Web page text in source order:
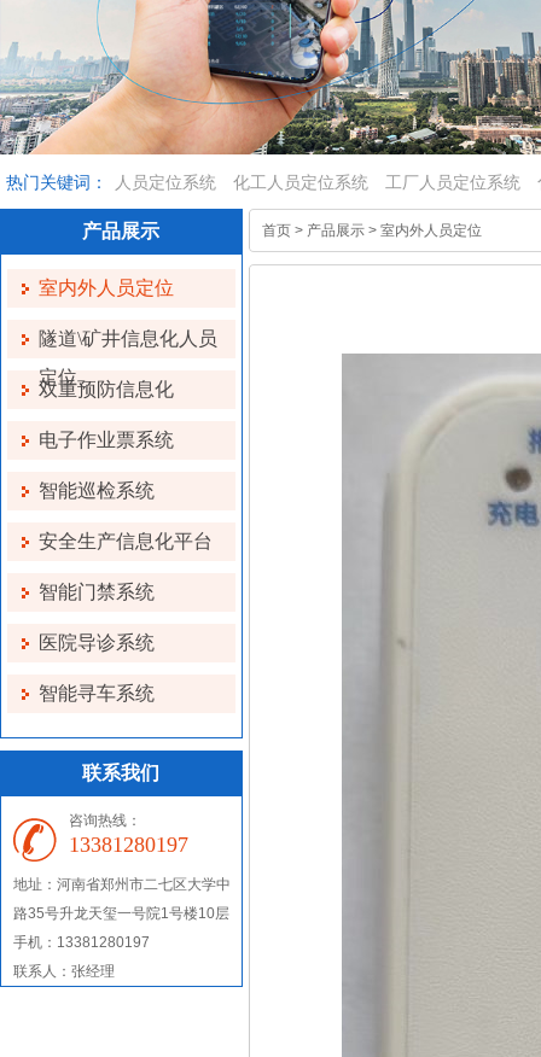
热门关键词： 人员定位系统 化工人员定位系统 工厂人员定位系统
产品展示
室内外人员定位
隧道\矿井信息化人员
定位
双重预防信息化
电子作业票系统
智能巡检系统
安全生产信息化平台
智能门禁系统
医院导诊系统
智能寻车系统
联系我们
咨询热线：
13381280197
地址：河南省郑州市二七区大学中
路35号升龙天玺一号院1号楼10层
手机：13381280197
联系人：张经理
首页 > 产品展示 > 室内外人员定位